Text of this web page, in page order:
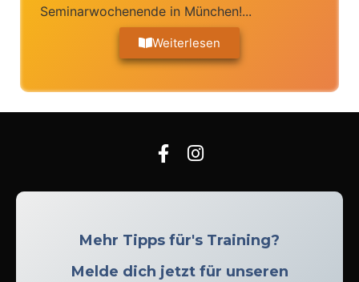
Seminarwochenende in München!...
Weiterlesen
Mehr Tipps für's Training?
Melde dich jetzt für unseren